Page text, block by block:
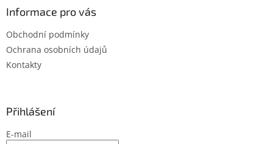
Informace pro vás
Obchodní podmínky
Ochrana osobních údajů
Kontakty
Přihlášení
E-mail